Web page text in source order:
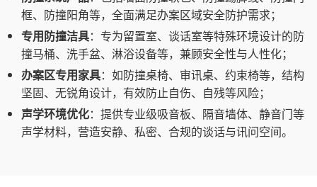
框、防撞阳角等，全面满足办案区域安全防护需求；
专用防撞洁具：专为留置室、谈话室等特殊环境设计的防
撞马桶、洗手盆、淋浴设备等，兼顾安全性与人性化；
办案区专用家具：如防撞桌椅、审讯桌、约束椅等，结构
坚固、无锐角设计，有效防止自伤、自残等风险；
声学环境优化：提供专业级吸音板、隔音墙体、静音门等
声学材料，营造安静、私密、合规的谈话与讯问空间。